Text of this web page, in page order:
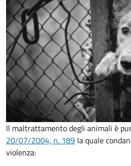
Il maltrattamento degli animali è
20/07/2004, n. 189 la quale
violenza: